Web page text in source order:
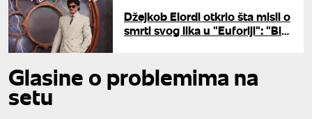
Džejkob Elordi otkrio šta misli o
smrti svog lika u "Euforiji": "Bio
Glasine o problemima na
setu